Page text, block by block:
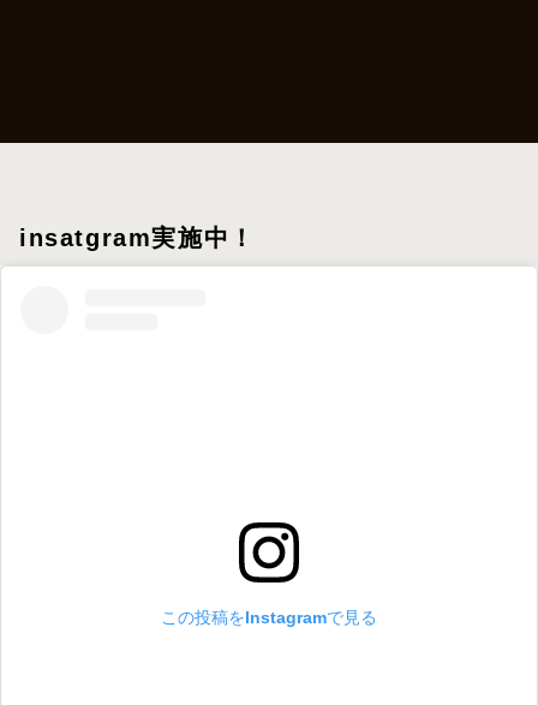
insatgram実施中！
この投稿をInstagramで見る